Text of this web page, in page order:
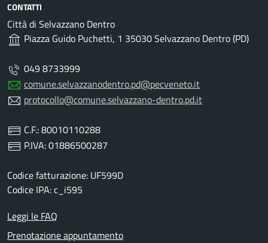
CONTATTI
Città di Selvazzano Dentro
Piazza Guido Puchetti, 1 35030 Selvazzano Dentro (PD)
049 8733999
comune.selvazzanodentro.pd@pecveneto.it
protocollo@comune.selvazzano-dentro.pd.it
C.F.: 80010110288
P.IVA: 01886500287
Codice fatturazione: UF599D
Codice IPA: c_i595
Leggi le FAQ
Prenotazione appuntamento